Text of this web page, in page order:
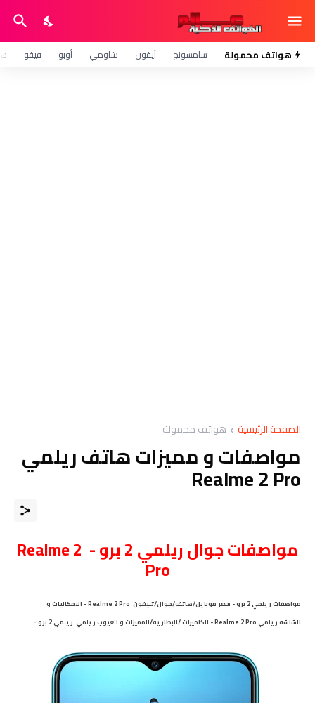
هواتف محمولة سامسونج آيفون شاومي أوبو فيفو
الصفحة الرئيسية هواتف محمولة
مواصفات و مميزات هاتف ريلمي
Realme 2 Pro
مواصفاتجوال ريلمي 2 برو - Realme 2
Pro
م
واصفات ريلمي 2 برو - سعر موبايل/هاتف/جوال/تليفون Realme 2 Pro - الامكانيات و
الشاشه ريلمي Realme 2 Pro - الكاميرات /البطاريه/المميزات و العيوب ريلمي ريلمي 2 برو
-
.